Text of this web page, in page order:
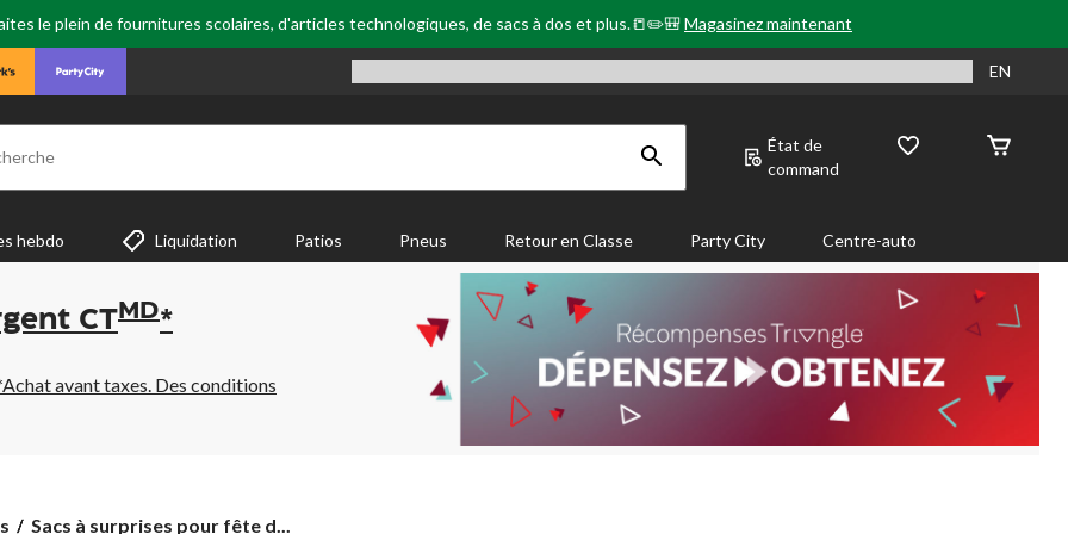
le plein de fournitures scolaires, d'articles technologiques, de sacs à dos et plus.📒✏️🎒Magasinez maintenant
EN
État de
command
hebdo Liquidation Patios Pneus Retour en Classe Party City Centre-auto
CT MD*
avant taxes. Des conditions
Sacs
Sacs à surprises pour fête d...